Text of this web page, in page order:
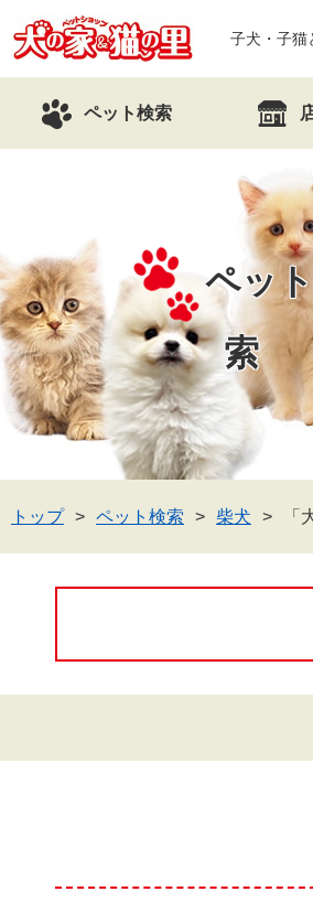
子犬・子猫
ペット検索
ペッ
索
トップ ペット検索 柴犬 「